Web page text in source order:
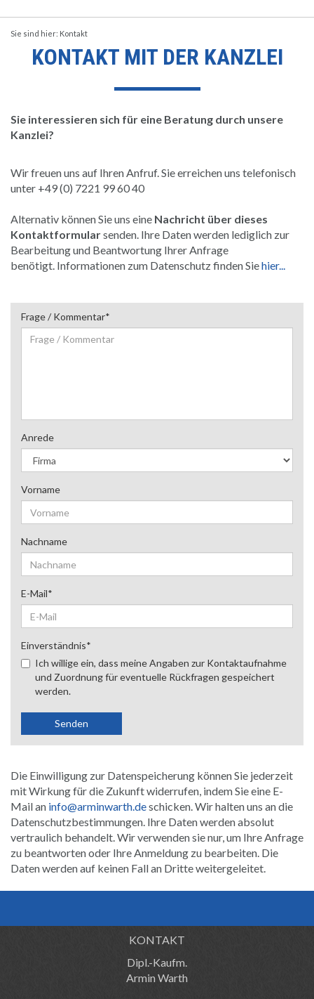
Sie sind hier: Kontakt
KONTAKT MIT DER KANZLEI
Sie interessieren sich für eine Beratung durch unsere
Kanzlei?
Wir freuen uns auf Ihren Anfruf. Sie erreichen uns telefonisch
unter +49 (0) 7221 99 60 40
Alternativ können Sie uns eine Nachricht über dieses
Kontaktformularsenden. Ihre Daten werden lediglich zur
Bearbeitung und Beantwortung Ihrer Anfrage
benötigt. Informationen zum Datenschutz finden Siehier...
Die Einwilligung zur Datenspeicherung können Sie jederzeit
mit Wirkung für die Zukunft widerrufen, indem Sie eine E-
Mail an info@arminwarth.deschicken. Wir halten uns an die
Datenschutzbestimmungen. Ihre Daten werden absolut
vertraulich behandelt. Wir verwenden sie nur, um Ihre Anfrage
zu beantworten oder Ihre Anmeldung zu bearbeiten. Die
Daten werden auf keinen Fall an Dritte weitergeleitet.
KONTAKT
Dipl.-Kaufm.
Armin Warth